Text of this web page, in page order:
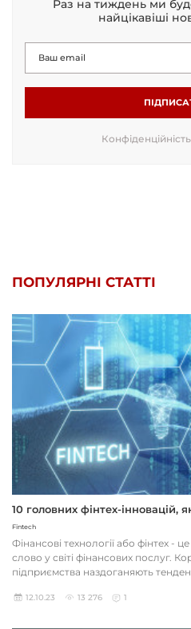
Раз на тиждень ми
найцікавіші
ПОПУЛЯРНІ СТАТТІ
10 головних фінтех-інновацій,
Fintech
Фінансові технології або фінтех -
слово у світі фінансових послуг.
підприємства наздоганяють
12.10.23 13 276 1